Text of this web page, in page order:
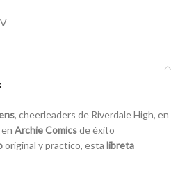
, cheerleaders de Riverdale High, en
Archie Comicsde éxito
original y practico, esta libreta